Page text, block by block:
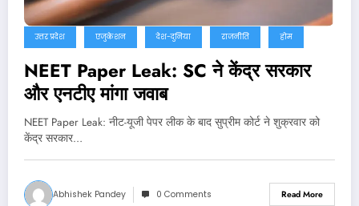
उत्तर प्रदेश एजुकेशन देश-दुनिया राजनीति होम
NEET Paper Leak: SC ने केंद्र सरकार
और एनटीए मांगा जवाब
NEET Paper Leak: नीट-यूजी पेपर लीक के बाद सुप्रीम कोर्ट ने शुक्रवार को
केंद्र सरकार…
Abhishek Pandey 0 Comments Read More